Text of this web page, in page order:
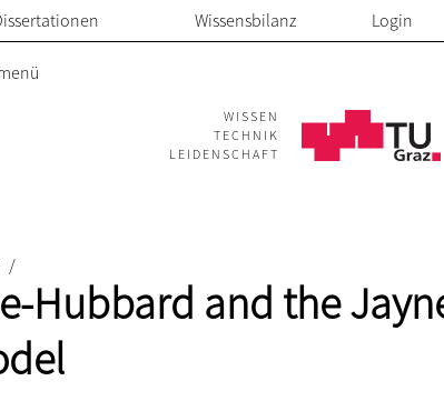
Wissensbilanz Login
WISSEN
TECHNIK
LEIDENSCHAFT
/
Hubbard and the